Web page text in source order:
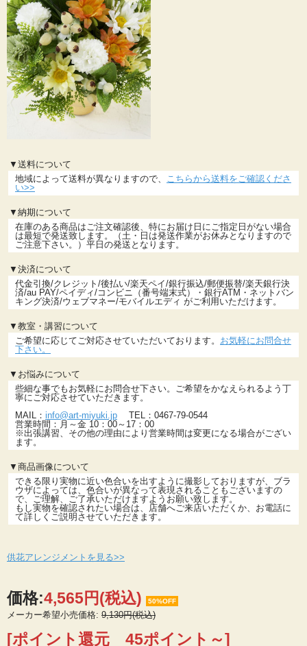
▼送料について
地域によって送料が異なりますので、
こちらから送料をご確認くださ
い>>
▼納期について
在庫のある商品はご注文確認後、特にお届け日にご指定日がない場合
は最短で発送致します。（土・日は発送作業がお休みとなりますので
ご注意下さい。）平日の発送となります。
▼決済について
代金引換/クレジット/後払い/楽天ペイ/銀行振込/郵便振替/楽天銀行決
済/au PAY/ペイディ/コンビニ（番号端末式）・銀行ATM・ネットバン
キング決済/ウェブマネー/モバイルエディ がご利用いただけます。
▼教室・講習について
ご希望に応じてご対応させていただいております。 お気軽にお問合せ
下さい。
▼お悩みについて
些細な事でもお気軽にお問合せ下さい。ご希望をかなえられるよう丁
寧にご対応させていただきます。
MAIL： info@art-miyuki.jp TEL：0467-79-0544
営業時間：月～金 10：00～17：00
※出張講習、その他の理由により営業時間は変更になる場合がござい
ます。
▼商品画像について
できる限り実物に近い色合いを出すように撮影しておりますが、ブラ
ウザによっては、色合いが異なって表現されることもございますの
で、ご理解、ご了承いただけますようお願い致します。
もし実物を確認されたい場合は、店舗へご来店いただくか、お電話に
て詳しくご説明させていただきます。
供花アレンジメントを見る>>
価格:4,565円(税込) 50%OFF
メーカー希望小売価格: 9,130円(税込)
[ポイント還元 45ポイント～]